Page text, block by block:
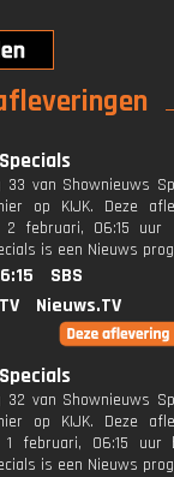
33 van Shownieuws
op KIJK. Deze
2 februari, 06:15 uur
is een Nieuws
SBS
Nieuws.TV
32 van Shownieuws
op KIJK. Deze
1 februari, 06:15 uur
is een Nieuws